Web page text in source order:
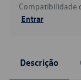
Compatibilidade
Entrar
Descrição